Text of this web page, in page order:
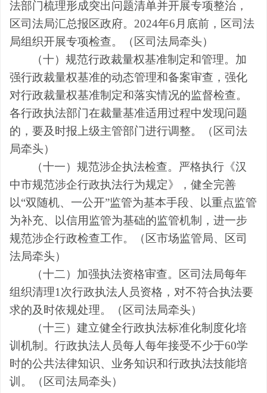
法部门梳理形成突出问题清单并开展专项整治 ，
区司法局汇总报区政府。 2024年6 月底前，区司法
局组织开展专项检查。
（ 区司法局牵头）
（十）规范行政裁量权基准制定和管理。 加
强行政裁量权基准的动态管理和备案审查，强化
对行政裁量权基准制定和落实情况的监督检查。
各行政执法部门在裁量基准适用过程中发现问题
的，要及时报上级主管部门进行调整。
（ 区司法
局牵头）
（十一）规范涉企执法检查。 严格执行 《汉
中市规范涉企行政执法行为规定》，健全完善
以“双随机、一公开”监管为基本手段、以重点监管
为补充、以信用监管为基础的监管机制， 进一步
规范涉企行政检查工作。（区市场监管局、 区司
法局牵头）
（十二）加强执法资格审查。
区司法局每年
组织清理1 次行政执法人员资格， 对不符合执法要
求的及时依规处理。 （ 区司法局牵头）
（十三）建立健全行政执法标准化制度化培
训机制。 行政执法人员每人每年接受不少于60学
时的公共法律知识、业务知识和行政执法技能培
训。
（ 区司法局牵头）